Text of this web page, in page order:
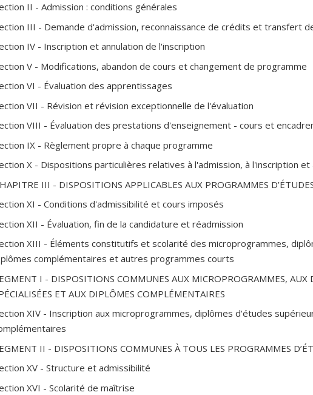
II - Admission : conditions générales
III - Demande d'admission, reconnaissance de crédits et transfert
IV - Inscription et annulation de l'inscription
V - Modifications, abandon de cours et changement de programme
VI - Évaluation des apprentissages
VII - Révision et révision exceptionnelle de l'évaluation
VIII - Évaluation des prestations d'enseignement - cours et
IX - Règlement propre à chaque programme
X - Dispositions particulières relatives à l'admission, à l'inscription et
III - DISPOSITIONS APPLICABLES AUX PROGRAMMES
XI - Conditions d'admissibilité et cours imposés
XII - Évaluation, fin de la candidature et réadmission
XIII - Éléments constitutifs et scolarité des microprogrammes,
complémentaires et autres programmes courts
I - DISPOSITIONS COMMUNES AUX MICROPROGRAMMES, AUX
ET AUX DIPLÔMES COMPLÉMENTAIRES
XIV - Inscription aux microprogrammes, diplômes d'études
II - DISPOSITIONS COMMUNES À TOUS LES PROGRAMMES
XV - Structure et admissibilité
XVI - Scolarité de maîtrise